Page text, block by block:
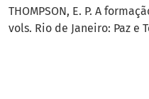
THOMPSON, E. P. A
vols. Rio de Janeiro: Paz e